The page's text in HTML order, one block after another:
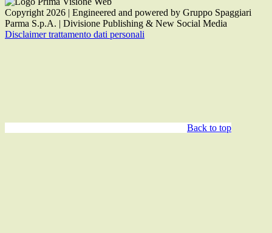
Copyright 2026 | Engineered and powered by Gruppo Spaggiari
Parma S.p.A. | Divisione Publishing & New Social Media
Disclaimer trattamento dati personali
Back to top